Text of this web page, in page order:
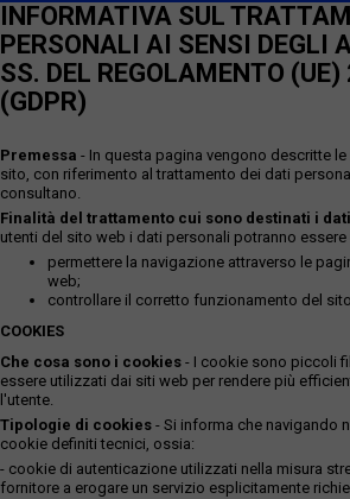
INFORMATIVA SUL
PERSONALI AI SENSI DEGLI
SS. DEL REGOLAMENTO
(GDPR)
Premessa - In questa pagina vengono descritte
sito, con riferimento al trattamento dei dati
consultano.
Finalità del trattamento cui sono destinati i
utenti del sito web i dati personali potranno essere
permettere la navigazione attraverso le
web;
controllare il corretto funzionamento del
COOKIES
Che cosa sono i cookies - I cookie sono piccoli
essere utilizzati dai siti web per rendere più
l'utente.
Tipologie di cookies - Si informa che navigando
cookie definiti tecnici, ossia:
- cookie di autenticazione utilizzati nella misura
fornitore a erogare un servizio esplicitamente